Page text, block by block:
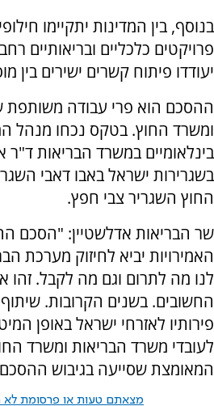
בנוסף, בין המדינות יתקיימו
פרויקטים כלכליים ובריאותיים
יעודדו פיתוח קשרים ישירים בין
ההסכם הוא פרי עבודה משותפת
ומשרד החוץ. בטקס נכחו מנהל
בינלאומיים במשרד הבריאות ד"ר
בשגרירות ישראל באבו דאבי
החוץ השגריר צבי חפץ.
שר הבריאות אדלשטיין: "הסכם
האמירויות יביא לחיזוק מערכת
לנו מה לתרום וגם מה לקבל. זהו
החשובים. בשנים הקרובות.
פירותיו לאזרחי ישראל באופן
לעובדי משרד הבריאות ומשרד
המאומצת שסייעה בגיבוש
מצאתם טעות או פרסומת לא